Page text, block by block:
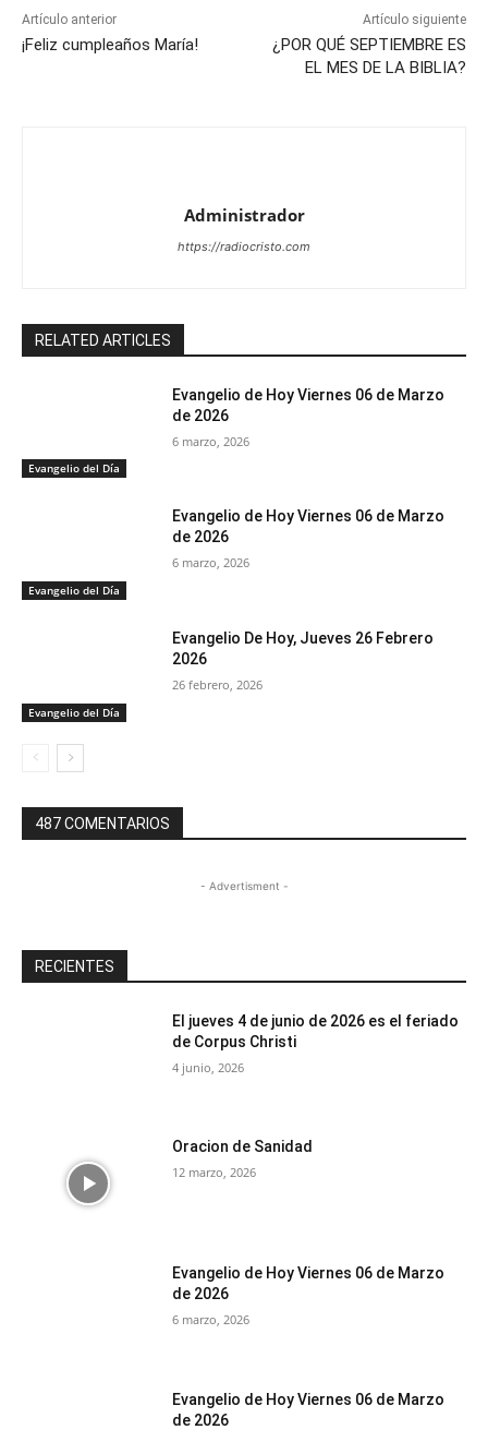
Artículo anterior
¡Feliz cumpleaños María!
Artículo siguiente
¿POR QUÉ SEPTIEMBRE ES
EL MES DE LA BIBLIA?
Administrador
https://radiocristo.com
RELATED ARTICLES
Evangelio del Día
Evangelio de Hoy Viernes 06 de Marzo
de 2026
6 marzo, 2026
Evangelio del Día
Evangelio de Hoy Viernes 06 de Marzo
de 2026
6 marzo, 2026
Evangelio del Día
Evangelio De Hoy, Jueves 26 Febrero
2026
26 febrero, 2026
487 COMENTARIOS
- Advertisment -
RECIENTES
El jueves 4 de junio de 2026 es el feriado
de Corpus Christi
4 junio, 2026
Oracion de Sanidad
12 marzo, 2026
Evangelio de Hoy Viernes 06 de Marzo
de 2026
6 marzo, 2026
Evangelio de Hoy Viernes 06 de Marzo
de 2026